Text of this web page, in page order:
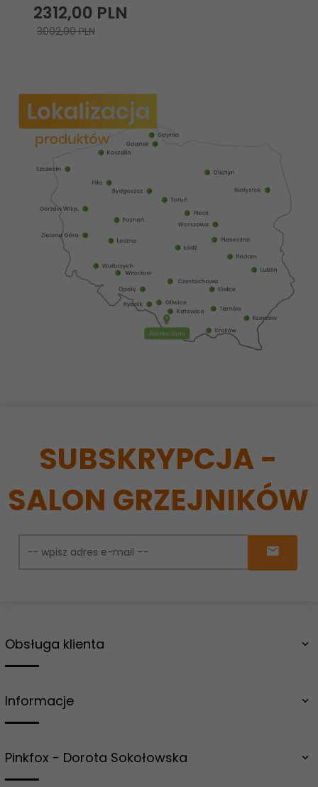
2312,00 PLN
3002,00 PLN
SUBSKRYPCJA -
SALON GRZEJNIKÓW
Obsługa klienta
Informacje
Pinkfox - Dorota Sokołowska